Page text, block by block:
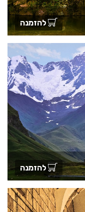
להזמנה
להזמנה